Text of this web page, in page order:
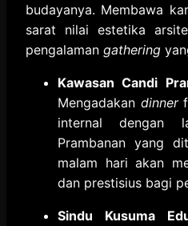
budayanya. Membawa
sarat nilai estetika
pengalaman gathering
Kawasan Candi
Mengadakan dinner
internal dengan
Prambanan yang
malam hari akan
dan prestisius bagi
Sindu Kusuma